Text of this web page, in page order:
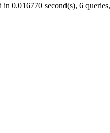
in 0.016770 second(s), 6